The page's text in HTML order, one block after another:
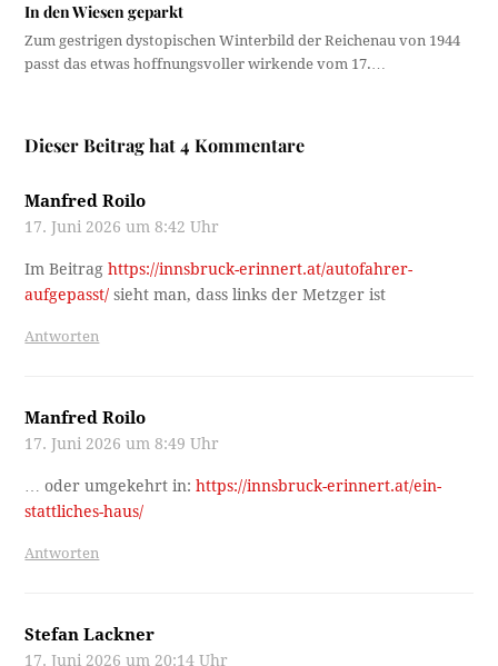
In den Wiesen geparkt
Zum gestrigen dystopischen Winterbild der Reichenau von 1944
passt das etwas hoffnungsvoller wirkende vom 17.…
Dieser Beitrag hat 4 Kommentare
Manfred Roilo
17. Juni 2026 um 8:42 Uhr
Im Beitraghttps://innsbruck-erinnert.at/autofahrer-
aufgepasst/ sieht man, dass links der Metzger ist
Antworten
Manfred Roilo
17. Juni 2026 um 8:49 Uhr
… oder umgekehrt in:https://innsbruck-erinnert.at/ein-
stattliches-haus/
Antworten
Stefan Lackner
17. Juni 2026 um 20:14 Uhr